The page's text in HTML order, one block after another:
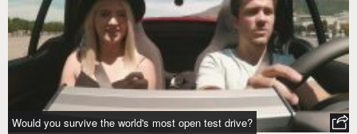
Would you survive the world's most open test drive?